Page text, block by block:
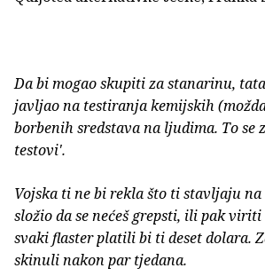
Da bi mogao skupiti za stanarinu,
javljao na testiranja kemijskih
borbenih sredstava na ljudima. To se
testovi'.
Vojska ti ne bi rekla što ti stavljaju na
složio da se nećeš grepsti, ili pak viriti
svaki flaster platili bi ti deset dolara.
skinuli nakon par tjedana.